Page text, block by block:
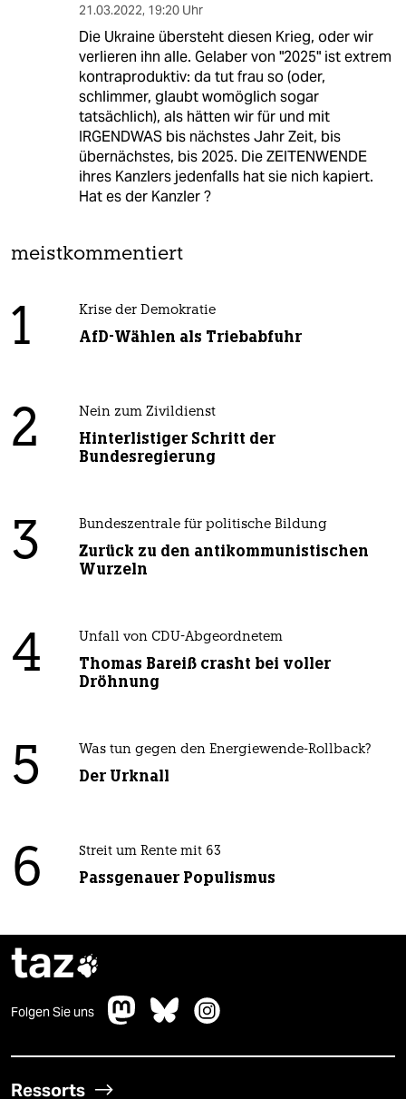
21.03.2022, 19:20 Uhr
Die Ukraine übersteht diesen Krieg, oder wir
verlieren ihn alle. Gelaber von "2025" ist extrem
kontraproduktiv: da tut frau so (oder,
schlimmer, glaubt womöglich sogar
tatsächlich), als hätten wir für und mit
IRGENDWAS bis nächstes Jahr Zeit, bis
übernächstes, bis 2025. Die ZEITENWENDE
ihres Kanzlers jedenfalls hat sie nich kapiert.
Hat es der Kanzler ?
meistkommentiert
1 Krise der Demokratie
AfD-Wählen als Triebabfuhr
2 Nein zum Zivildienst
Hinterlistiger Schritt der
Bundesregierung
3 Bundeszentrale für politische Bildung
Zurück zu den antikommunistischen
Wurzeln
4 Unfall von CDU-Abgeordnetem
Thomas Bareiß crasht bei voller
Dröhnung
5 Was tun gegen den Energiewende-Rollback?
Der Urknall
6 Streit um Rente mit 63
Passgenauer Populismus
taz
Folgen Sie uns
Ressorts